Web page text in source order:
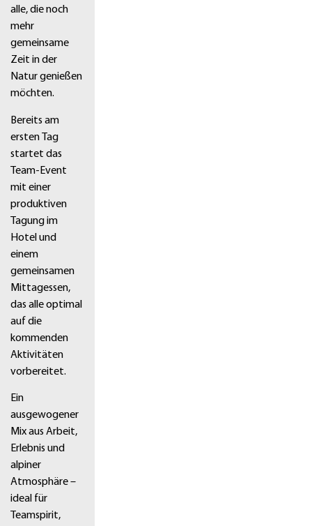
alle, die noch
mehr
gemeinsame
Zeit in der
Natur genießen
möchten.
Bereits am
ersten Tag
startet das
Team-Event
mit einer
produktiven
Tagung im
Hotel und
einem
gemeinsamen
Mittagessen,
das alle optimal
auf die
kommenden
Aktivitäten
vorbereitet.
Ein
ausgewogener
Mix aus Arbeit,
Erlebnis und
alpiner
Atmosphäre –
ideal für
Teamspirit,